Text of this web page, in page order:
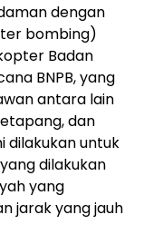
dengan
bombing)
Badan
BNPB, yang
antara lain
dan
dilakukan untuk
dilakukan
yang
jarak yang jauh